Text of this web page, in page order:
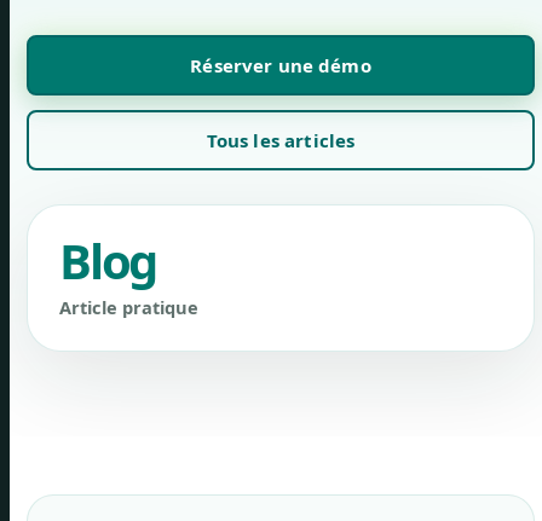
Réserver une démo
Tous les articles
Blog
Article pratique